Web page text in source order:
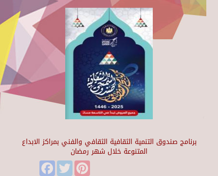
برنامج صندوق التنمية الثقافية الثقافي والفني بمراكز الابداع
المتنوعة خلال شهر رمضان
FacebookTwitter